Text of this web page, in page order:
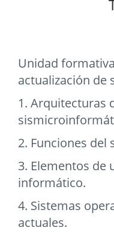
Unidad
actualización de
1. Arquitecturas
2. Funciones
3. Elementos de
informático.
4. Sistemas
actuales.